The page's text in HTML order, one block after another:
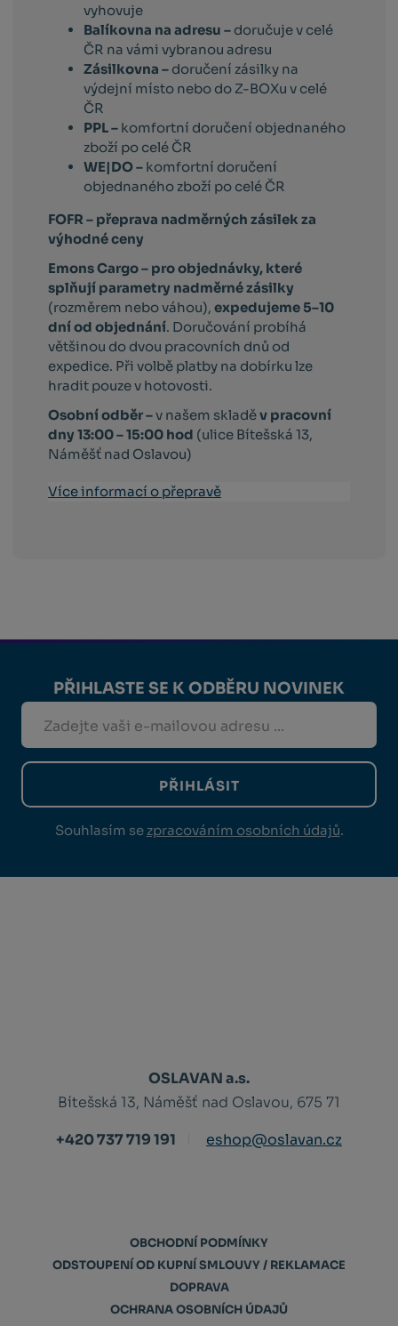
vyhovuje
Balíkovna na adresu – doručuje v celé
ČR na vámi vybranou adresu
Zásilkovna – doručení zásilky na
výdejní místo nebo do Z-BOXu v celé
ČR
PPL – komfortní doručení objednaného
zboží po celé ČR
WE|DO – komfortní doručení
objednaného zboží po celé ČR
FOFR – přeprava nadměrných zásilek za
výhodné ceny
Emons Cargo – pro objednávky, které
splňují parametry nadměrné zásilky
(rozměrem nebo váhou),expedujeme 5–10
dní od objednání. Doručování probíhá
většinou do dvou pracovních dnů od
expedice. Při volbě platby na dobírku lze
hradit pouze v hotovosti.
Osobní odběr –v našem skladěv pracovní
dny 13:00 – 15:00 hod (ulice Bítešská 13,
Náměšť nad Oslavou)
Více informací o přepravě
PŘIHLASTE SE K ODBĚRU NOVINEK
PŘIHLÁSIT
Souhlasím se zpracováním osobních údajů.
OSLAVAN a.s.
Bítešská 13, Náměšť nad Oslavou, 675 71
+420 737 719 191
eshop@oslavan.cz
OBCHODNÍ PODMÍNKY
ODSTOUPENÍ OD KUPNÍ SMLOUVY / REKLAMACE
DOPRAVA
OCHRANA OSOBNÍCH ÚDAJŮ